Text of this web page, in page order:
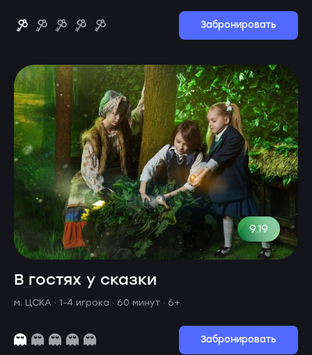
Забронировать
9.19
В гостях у сказки
м. ЦСКА · 1-4 игрока · 60 минут · 6+
Забронировать